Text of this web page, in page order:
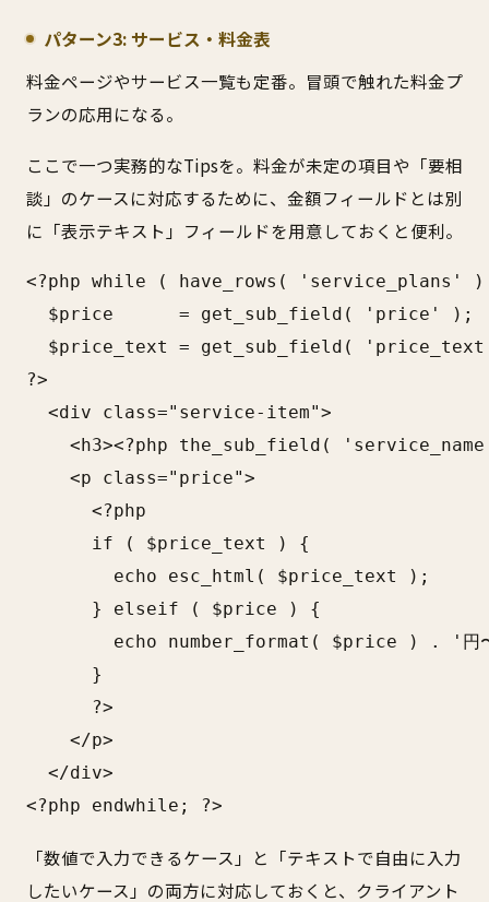
パターン3: サービス・料金表
料金ページやサービス一覧も定番。冒頭で触れた料金プ
ランの応用になる。
ここで一つ実務的なTipsを。料金が未定の項目や「要相
談」のケースに対応するために、金額フィールドとは別
に「表示テキスト」フィールドを用意しておくと便利。
<?php while ( have_rows(
  $price      = get_sub_field( 'price' );
$price_text = get_sub_field(
?>
  <div class="service-item">
<h3><?php the_sub_field(
    <p class="price">
      <?php
      if ( $price_text ) {
        echo esc_html( $price_text );
      } elseif ( $price ) {
echo number_format( $price ) . '円
      }
      ?>
    </p>
  </div>
<?php endwhile; ?>
「数値で入力できるケース」と「テキストで自由に入力
したいケース」の両方に対応しておくと、クライアント